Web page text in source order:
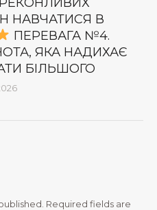
НАВЧАТИСЯ В
ПЕРЕВАГА №4.
ЯКА НАДИХАЄ
БІЛЬШОГО
Required fields are